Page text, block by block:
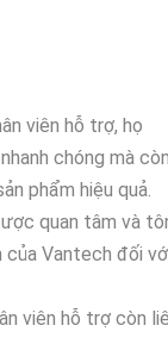
viên hỗ trợ, họ
chóng mà
phẩm hiệu quả.
quan tâm và
của Vantech đối
viên hỗ trợ còn